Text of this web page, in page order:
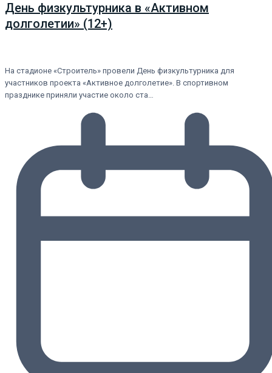
День физкультурника в «Активном
долголетии» (12+)
На стадионе «Строитель» провели День физкультурника для
участников проекта «Активное долголетие». В спортивном
празднике приняли участие около ста…